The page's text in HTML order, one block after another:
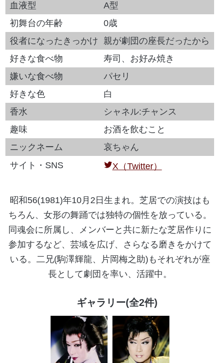
血液型
A型
初舞台の年齢
0歳
役者になったきっかけ 親が劇団の座長だったから
好きな食べ物
寿司、お好み焼き
嫌いな食べ物
パセリ
好きな色
白
香水
シャネル:チャンス
趣味
お酒を飲むこと
ニックネーム
哀ちゃん
サイト・SNS
X（Twitter）
昭和56(1981)年10月2日生まれ。芝居での演技はも
ちろん、女形の舞踊では独特の個性を放っている。
同魂会に所属し、メンバーと共に新たな芝居作りに
参加するなど、芸域を広げ、さらなる磨きをかけて
いる。二兄(駒澤輝龍、片岡梅之助)もそれぞれが座
長として劇団を率い、活躍中。
ギャラリー(全2件)